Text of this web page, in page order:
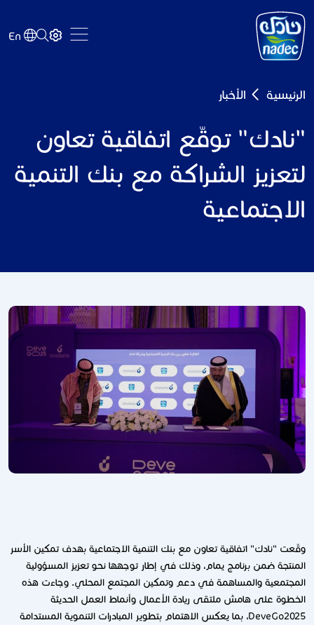
En
Breadcrumb
الرئيسية الأخبار
"نادك" توقّع اتفاقية تعاون
لتعزيز الشراكة مع بنك التنمية
الاجتماعية
وقّعت "نادك" اتفاقية تعاون مع بنك التنمية الاجتماعية بهدف تمكين الأسر
المنتجة ضمن برنامج يمام، وذلك في إطار توجهها نحو تعزيز المسؤولية
المجتمعية والمساهمة في دعم وتمكين المجتمع المحلي. وجاءت هذه
الخطوة على هامش ملتقى ريادة الأعمال وأنماط العمل الحديثة
DeveGo2025، بما يعكس الاهتمام بتطوير المبادرات التنموية المستدامة